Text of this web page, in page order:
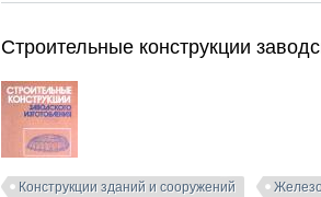
Строительные конструкции
Конструкции зданий и сооружений